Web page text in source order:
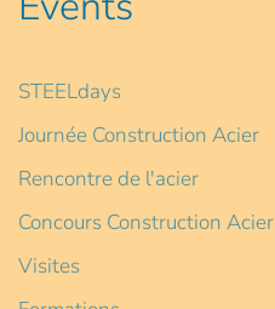
STEELdays
Journée Construction Acier
Rencontre de l'acier
Concours Construction Acier
Visites